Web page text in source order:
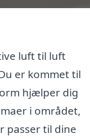
luft til luft
er kommet til
hjælper dig
i området,
passer til dine